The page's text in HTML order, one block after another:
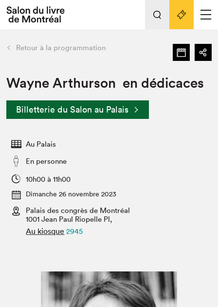
Espace exposant⋅e⋅s
Espace enseignant·e·s
Espace médias
L'événement
Préparer sa visite au Salon
Actualités
SLM PRO
retour Nos activités
Préparer sa visite
Salon dans la ville et en ligne
Projets partenaires
Liens pratiques
Retour à la programmation
Wayne Arthurson en dédicaces
Billetterie du Salon au Palais
Au Palais
En personne
10h00 à 11h00
Dimanche 26 novembre 2023
Palais des congrès de Montréal
1001 Jean Paul Riopelle Pl,
Au kiosque 2945